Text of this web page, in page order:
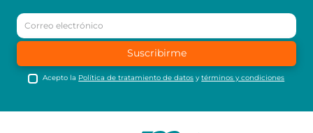
Suscribirme
Acepto la Política de tratamiento de datos ytérminos y condiciones